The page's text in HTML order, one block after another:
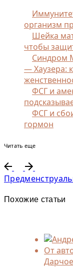
организм
Шейка
чтобы
Синдром
— Хаузера:
ФСГ и
ФСГ и
гормон
Читать еще
Похожие статьи
От